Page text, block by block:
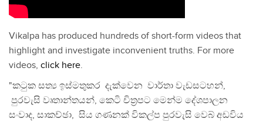
Vikalpa has produced hundreds of short-form videos that
highlight and investigate inconvenient truths. For more
videos, click here.
"කටුක සත්‍ය ඉස්මතුකර දැක්වෙන වාර්තා වැඩසටහන්,
පුරවැසි වෘතාන්තයන්, කෙටි චිත්‍රපට මෙන්ම දේශපාලන
සංවාද, සාකච්ඡා, සිය ගණනක් විකල්ප පුරවැසි වෙබ් අඩවිය